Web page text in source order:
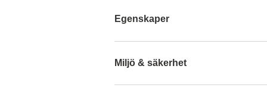
Egenskaper
Miljö & säkerhet